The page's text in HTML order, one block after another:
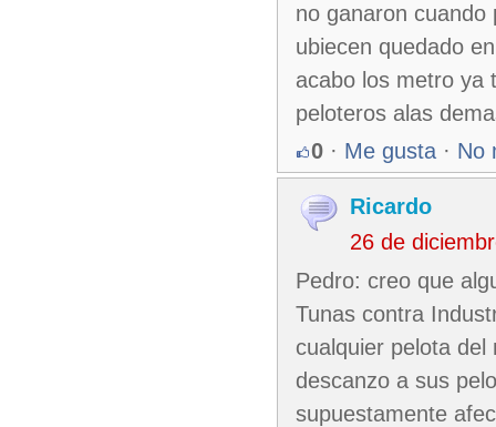
no ganaron cuando
ubiecen quedado
acabo los metro ya
peloteros alas
0 · Me gusta · No
Ricardo
26 de
Pedro: creo que
Tunas contra
cualquier pelota
descanzo a sus
supuestamente